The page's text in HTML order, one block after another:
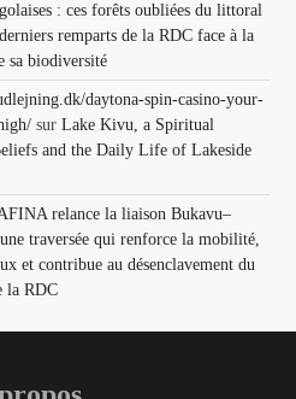
: ces forêts oubliées du littoral
remparts de la RDC face à la
sa biodiversité
daytona-spin-casino-your-
surLake Kivu, a Spiritual
and the Daily Life of Lakeside
relance la liaison Bukavu–
traversée qui renforce la mobilité,
et contribue au désenclavement du
la RDC